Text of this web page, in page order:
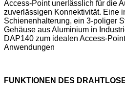
Access-Point unerlässlich für die
zuverlässigen Konnektivität. Eine
Schienenhalterung, ein 3-poliger
Gehäuse aus Aluminium in
DAP140 zum idealen Access-
Anwendungen
FUNKTIONEN DES